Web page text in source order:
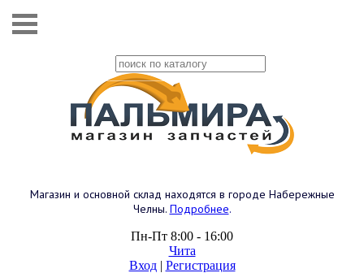
Магазин и основной склад находятся в городе Набережные
Челны. Подробнее.
Пн-Пт 8:00 - 16:00
Чита
Вход| Регистрация